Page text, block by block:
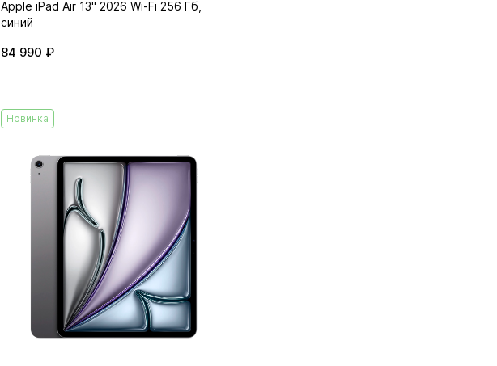
Apple iPad Air 13" 2026 Wi-Fi 256 Гб,
синий
84 990 ₽
Новинка